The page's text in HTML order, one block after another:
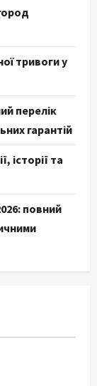
тривоги у
перелік
гарантій
історії та
повний